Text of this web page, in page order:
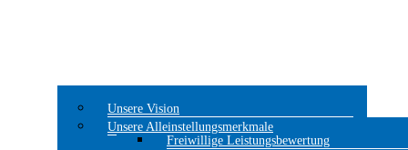
Unsere Vision
Unsere Alleinstellungsmerkmale
Freiwillige Leistungsbewertung